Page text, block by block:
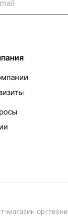
магазин